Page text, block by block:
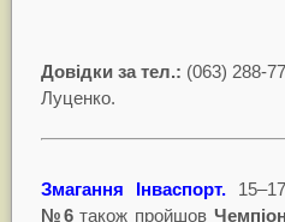
Довiдки за тел.: (063) 288-
Луценко.
Змагання Інваспорт.
№6також пройшов